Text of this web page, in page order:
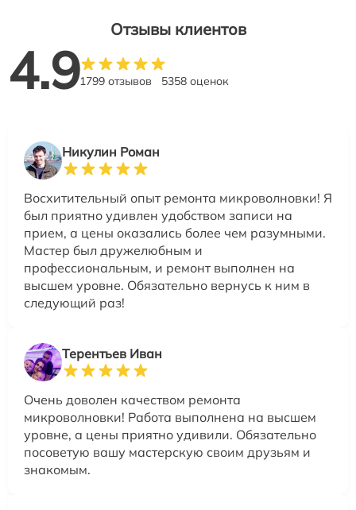
Отзывы клиентов
4.91799 отзывов 5358 оценок
Никулин Роман
Восхитительный опыт ремонта микроволновки! Я
был приятно удивлен удобством записи на
прием, а цены оказались более чем разумными.
Мастер был дружелюбным и
профессиональным, и ремонт выполнен на
высшем уровне. Обязательно вернусь к ним в
следующий раз!
Терентьев Иван
Очень доволен качеством ремонта
микроволновки! Работа выполнена на высшем
уровне, а цены приятно удивили. Обязательно
посоветую вашу мастерскую своим друзьям и
знакомым.